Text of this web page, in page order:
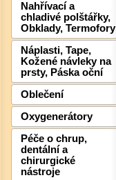
Nahřívací a
chladivé polštářky,
Obklady, Termofory
Náplasti, Tape,
Kožené návleky na
prsty, Páska oční
Oblečení
Oxygenerátory
Péče o chrup,
dentální a
chirurgické
nástroje